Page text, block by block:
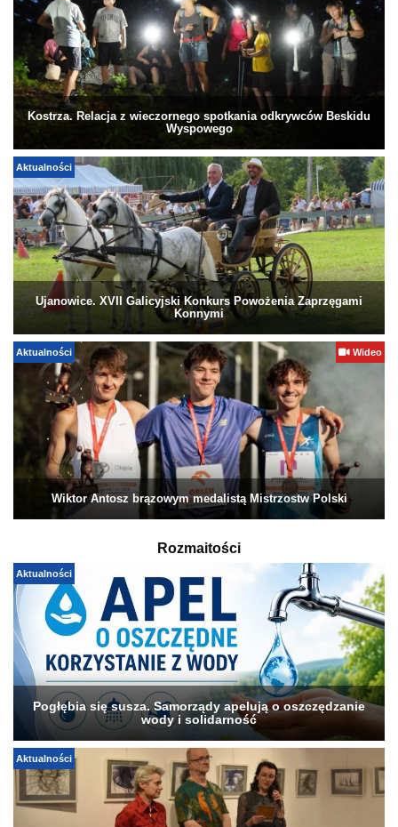
Kostrza. Relacja z wieczornego spotkania odkrywców Beskidu
Wyspowego
Aktualności
Ujanowice. XVII Galicyjski Konkurs Powożenia Zaprzęgami
Konnymi
Aktualności Wideo
Wiktor Antosz brązowym medalistą Mistrzostw Polski
Rozmaitości
Aktualności
Pogłębia się susza. Samorządy apelują o oszczędzanie
wody i solidarność
Aktualności